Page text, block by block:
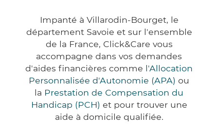
Impanté à Villarodin-Bourget, le
département Savoie et sur l'ensemble
de la France, Click&Care vous
accompagne dans vos demandes
d'aides financières comme l'Allocation
Personnalisée d'Autonomie (APA) ou
la Prestation de Compensation du
Handicap (PCH) et pour trouver une
aide à domicile qualifiée.